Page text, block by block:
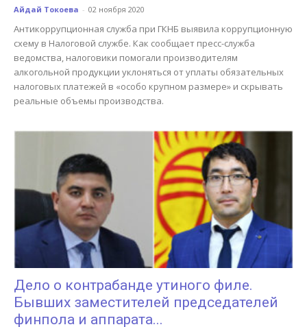
Айдай Токоева - 02 ноября 2020
Антикоррупционная служба при ГКНБ выявила коррупционную
схему в Налоговой службе. Как сообщает пресс-служба
ведомства, налоговики помогали производителям
алкогольной продукции уклоняться от уплаты обязательных
налоговых платежей в «особо крупном размере» и скрывать
реальные объемы производства.
Дело о контрабанде утиного филе.
Бывших заместителей председателей
финпола и аппарата...